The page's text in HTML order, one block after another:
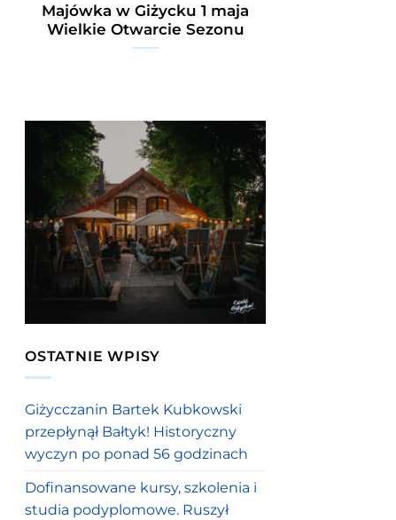
Majówka w Giżycku 1 maja
Wielkie Otwarcie Sezonu
OSTATNIE WPISY
Giżycczanin Bartek Kubkowski
przepłynął Bałtyk! Historyczny
wyczyn po ponad 56 godzinach
Dofinansowane kursy, szkolenia i
studia podyplomowe. Ruszył